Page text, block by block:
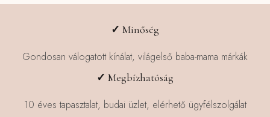
termékoldalon
✓ Minőség
Gondosan válogatott kínálat, világelső baba-mama márkák
✓ Megbízhatóság
10 éves tapasztalat, budai üzlet, elérhető ügyfélszolgálat